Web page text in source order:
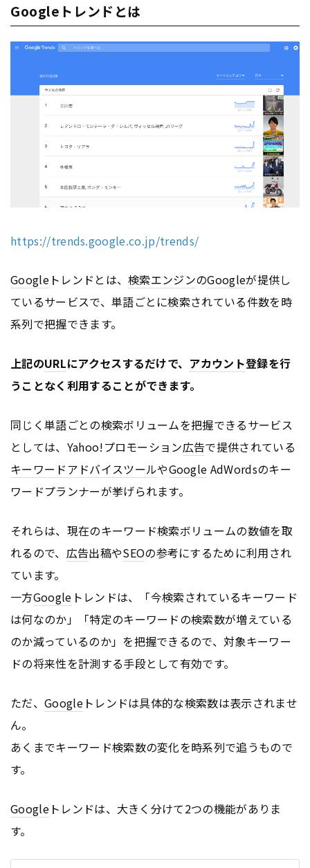
Googleトレンドとは
https://trends.google.co.jp/trends/
Googleトレンドとは、検索エンジンのGoogleが提供し
ているサービスで、単語ごとに検索されている件数を時
系列で把握できます。
上記のURLにアクセスするだけで、 アカウント登録を行
うことなく利用することができます。
同じく単語ごとの検索ボリュームを把握できるサービス
としては、Yahoo!プロモーション広告で提供されている
キーワードアドバイスツールやGoogle AdWordsのキー
ワードプランナーが挙げられます。
それらは、現在のキーワード検索ボリュームの数値を取
れるので、 広告出稿やSEOの参考にするために利用され
ています。
一方Google トレンドは、「今検索されているキーワード
は何なのか」「特定のキーワードの検索数が増えている
のか減っているのか」を把握できるので、対象キーワー
ドの将来性を計測する手段として有効です。
ただ、 Googleトレンドは具体的な検索数は表示されませ
ん。
あくまでキーワード検索数の変化を時系列で追うもので
す。
Googleトレンドは、大きく分けて2つの機能がありま
す。